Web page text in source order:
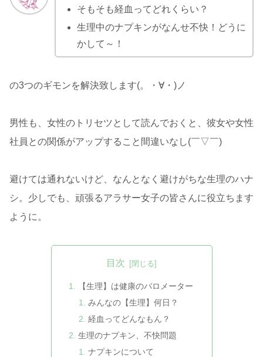
そもそも経血ってどれくらい？
生理中のナプキンがなんせ不快！どうに
かして～！
の3つのギモンを解決致します(。・∀・)ノ
男性も、女性のトリセツとして読んでおくと、彼女や女性
社員との関係がアップすること間違いなし(￣▽￣)
避けては通れないけど、なんとなく避けがちな生理のハナ
シ。少しでも、頑張るアラサー女子の皆さんに役立ちます
ように。
目次
【生理】は健康のバロメーター
みんなの【生理】何日？
経血ってどんなもん？
生理のナプキン、不快問題
ナプキンについて